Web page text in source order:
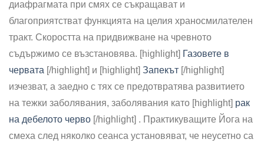
диафрагмата при смях се съкращават и
благоприятстват функцията на целия храносмилателен
тракт. Скоростта на придвижване на чревното
съдържимо се възстановява. [highlight] Газовете в
червата [/highlight] и [highlight] Запекът [/highlight]
изчезват, а заедно с тях се предотвратява развитието
на тежки заболявания, заболявания като [highlight] рак
на дебелото черво [/highlight] . Практикуващите Йога на
смеха след няколко сеанса установяват, че неусетно са